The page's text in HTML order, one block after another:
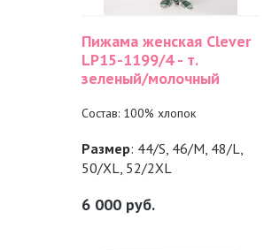
Пижама женская Clever
LP15-1199/4 - т.
зеленый/молочный
Состав: 100% хлопок
Размер: 44/S, 46/M, 48/L,
50/XL, 52/2XL
6 000руб.